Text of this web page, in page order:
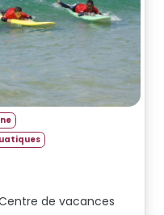
de vacances